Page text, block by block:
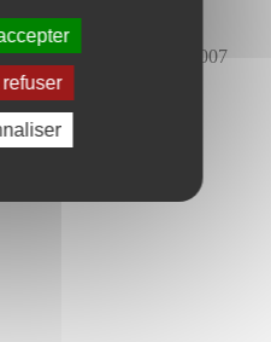
rue du Bourny depuis 2007